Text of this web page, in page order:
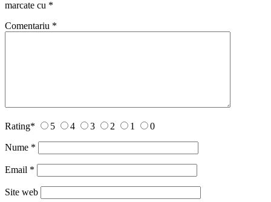
marcate cu *
Comentariu *
Rating* 5 4 3 2 1 0
Nume *
Email *
Site web